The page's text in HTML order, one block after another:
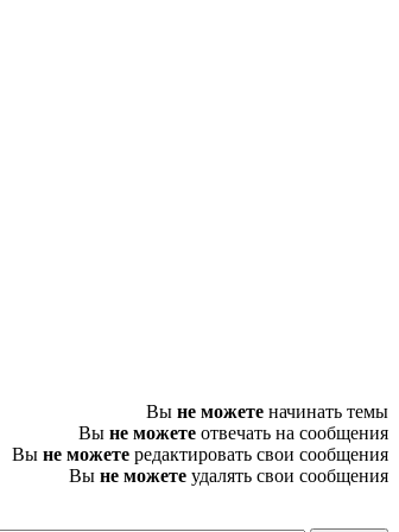
Вы не можете начинать темы
Вы не можете отвечать на сообщения
Вы не можете редактировать свои сообщения
Вы не можете удалять свои сообщения